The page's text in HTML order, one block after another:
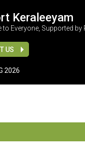
Keraleeyam
to Everyone, Supported by
US
2026